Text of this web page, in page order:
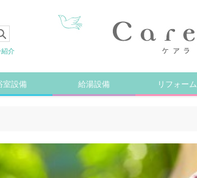
紹介
室設備 給湯設備 リフォーム